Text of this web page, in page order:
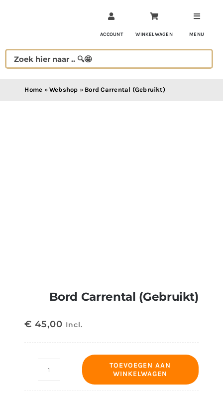
ACCOUNT WINKELWAGEN MENU
Home » Webshop » Bord Carrental (Gebruikt)
Bord Carrental (Gebruikt)
€ 45,00 Incl.
TOEVOEGEN AAN
WINKELWAGEN